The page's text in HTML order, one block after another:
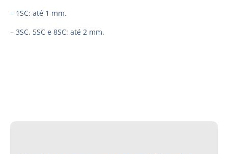
– 1SC: até 1 mm.
– 3SC, 5SC e 8SC: até 2 mm.